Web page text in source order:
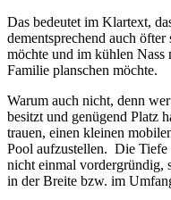
Das bedeutet im Klartext,
dementsprechend auch
möchte und im kühlen Nass
Familie planschen möchte.
Warum auch nicht, denn
besitzt und genügend Platz
trauen, einen kleinen
Pool aufzustellen. Die Tiefe
nicht einmal vordergründig,
in der Breite bzw. im